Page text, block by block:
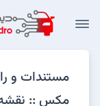
مستندات و
مکس :: نقشه